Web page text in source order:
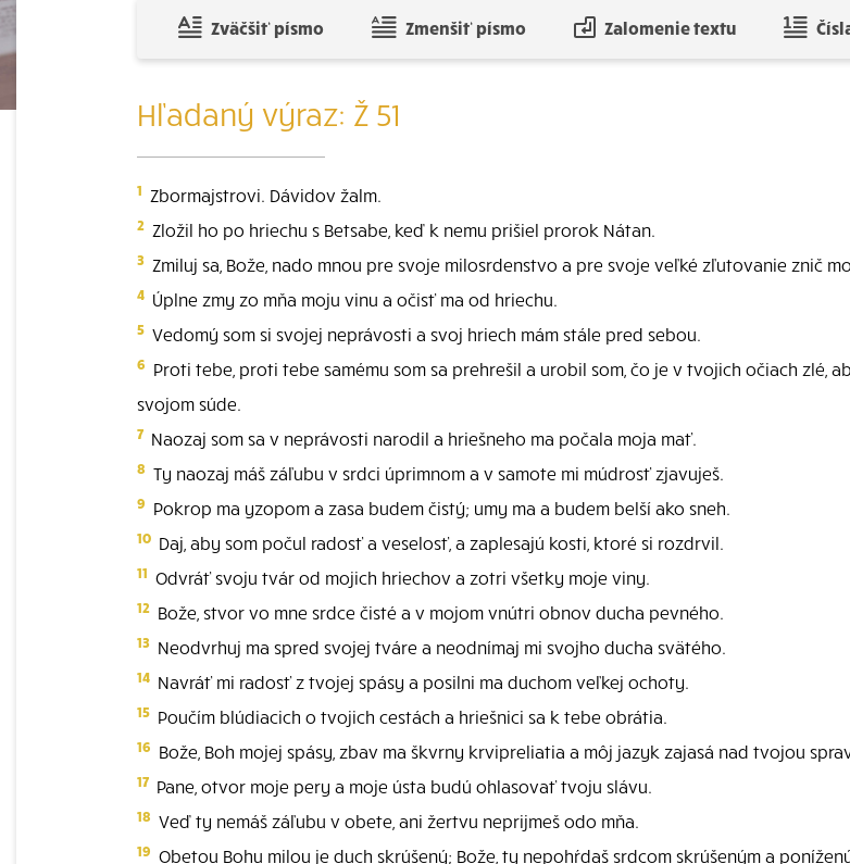
Zväčšiť písmo Zmenšiť písmo Zalomenie textu
Hľadaný výraz: Ž 51
1 Zbormajstrovi. Dávidov žalm.
2 Zložil ho po hriechu s Betsabe, keď k nemu prišiel prorok Nátan.
3 Zmiluj sa, Bože, nado mnou pre svoje milosrdenstvo a pre svoje veľké zľutovanie znič
4 Úplne zmy zo mňa moju vinu a očisť ma od hriechu.
5 Vedomý som si svojej neprávosti a svoj hriech mám stále pred sebou.
6 Proti tebe, proti tebe samému som sa prehrešil a urobil som, čo je v tvojich očiach zlé,
svojom súde.
7 Naozaj som sa v neprávosti narodil a hriešneho ma počala moja mať.
8 Ty naozaj máš záľubu v srdci úprimnom a v samote mi múdrosť zjavuješ.
9 Pokrop ma yzopom a zasa budem čistý; umy ma a budem belší ako sneh.
10 Daj, aby som počul radosť a veselosť, a zaplesajú kosti, ktoré si rozdrvil.
11 Odvráť svoju tvár od mojich hriechov a zotri všetky moje viny.
12 Bože, stvor vo mne srdce čisté a v mojom vnútri obnov ducha pevného.
13 Neodvrhuj ma spred svojej tváre a neodnímaj mi svojho ducha svätého.
14 Navráť mi radosť z tvojej spásy a posilni ma duchom veľkej ochoty.
15 Poučím blúdiacich o tvojich cestách a hriešnici sa k tebe obrátia.
16 Bože, Boh mojej spásy, zbav ma škvrny krvipreliatia a môj jazyk zajasá nad tvojou
17 Pane, otvor moje pery a moje ústa budú ohlasovať tvoju slávu.
18 Veď ty nemáš záľubu v obete, ani žertvu neprijmeš odo mňa.
19 Obetou Bohu milou je duch skrúšený; Bože, ty nepohŕdaš srdcom skrúšeným a